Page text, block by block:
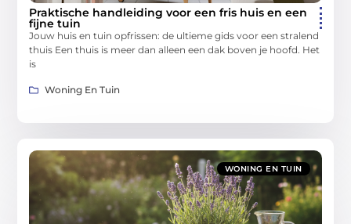
Praktische handleiding voor een fris huis en een
fijne tuin
Jouw huis en tuin opfrissen: de ultieme gids voor een stralend
thuis Een thuis is meer dan alleen een dak boven je hoofd. Het
is
Woning En Tuin
WONING EN TUIN